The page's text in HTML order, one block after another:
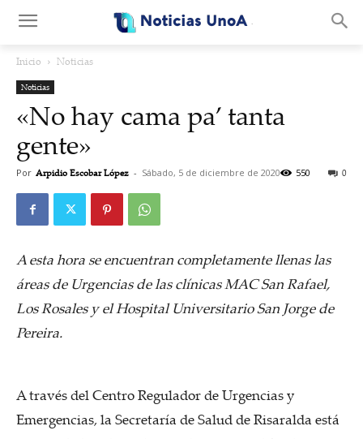
Inicio Noticias
Noticias
«No hay cama pa’ tanta
gente»
Por Arpidio Escobar López - Sábado, 5 de diciembre de 2020 0
550
A esta hora se encuentran completamente llenas las
áreas de Urgencias de las clínicas MAC San Rafael,
Los Rosales y el Hospital Universitario San Jorge de
Pereira.
A través del Centro Regulador de Urgencias y
Emergencias, la Secretaría de Salud de Risaralda está